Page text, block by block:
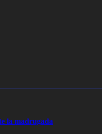
la madrugada